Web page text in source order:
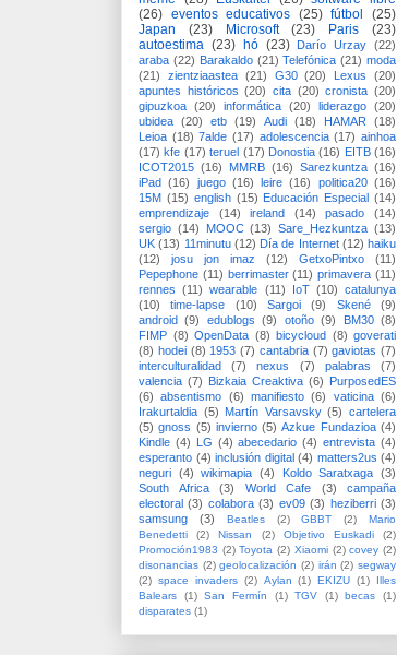
(26) eventos educativos (25) fútbol
(25)
Japan
(23) Microsoft (23) Paris
(23)
autoestima (23) hó (23) Darío Urzay (22)
araba (22) Barakaldo (21) Telefónica (21) moda
(21)
zientziaastea (21) G30 (20) Lexus
(20)
apuntes históricos (20) cita (20) cronista (20)
gipuzkoa (20) informática (20) liderazgo (20)
ubidea (20) etb (19) Audi (18) HAMAR
(18)
Leioa (18) 7alde (17) adolescencia (17) ainhoa
(17) kfe (17) teruel (17) Donostia (16) EITB (16)
ICOT2015 (16) MMRB (16) Sarezkuntza (16)
iPad (16) juego (16) leire (16) politica20 (16)
15M (15) english (15) Educación Especial (14)
emprendizaje
(14) ireland (14) pasado
(14)
sergio (14) MOOC (13) Sare_Hezkuntza (13)
UK (13) 11minutu (12) Día de Internet (12) haiku
(12)
josu jon imaz (12) GetxoPintxo
(11)
Pepephone (11) berrimaster (11) primavera (11)
rennes (11) wearable (11) IoT (10) catalunya
(10)
time-lapse (10) Sargoi (9) Skené
(9)
android (9) edublogs (9) otoño (9) BM30 (8)
FIMP (8) OpenData (8) bicycloud (8) goverati
(8) hodei (8) 1953 (7) cantabria (7) gaviotas (7)
interculturalidad
(7) nexus (7) palabras
(7)
valencia (7) Bizkaia Creaktiva (6) PurposedES
(6)
absentismo (6) manifiesto (6) vaticina (6)
Irakurtaldia (5) Martín Varsavsky (5) cartelera
(5) gnoss (5) invierno (5) Azkue Fundazioa (4)
Kindle (4) LG (4) abecedario (4) entrevista (4)
esperanto (4) inclusión digital (4) matters2us (4)
neguri (4) wikimapia (4) Koldo Saratxaga (3)
South Africa
(3) World Cafe (3)
campaña
electoral (3) colabora (3) ev09 (3) heziberri (3)
samsung
(3) Beatles (2) GBBT (2)
Mario
Benedetti
(2) Nissan (2) Objetivo Euskadi
(2)
Promoción1983 (2) Toyota (2) Xiaomi (2) covey (2)
disonancias (2) geolocalización (2) irán (2) segway
(2) space invaders (2) Aylan (1) EKIZU (1)
Illes
Balears
(1) San Fermín (1) TGV (1) becas
(1)
disparates (1)